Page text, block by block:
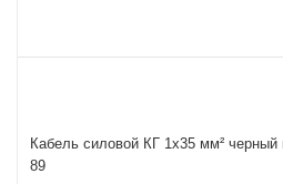
Кабель силовой КГ 1х35 мм²
89